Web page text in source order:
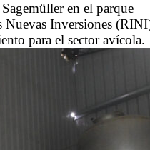
en el parque
Nuevas Inversiones
para el sector avícola.